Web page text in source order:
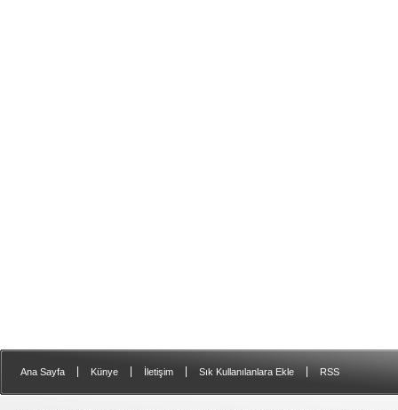
Ana Sayfa Künye İletişim Sık Kullanılanlara Ekle RSS